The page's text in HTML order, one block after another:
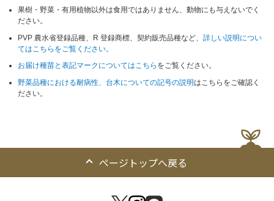
果樹・野菜・有用植物以外は食用ではありません、動物にも与えないでく
ださい。
PVP 農水省登録品種、R 登録商標、契約販売品種など、詳しい説明につい
てはこちらをご覧ください。
お届け種苗と表記マークについてはこちら をご覧ください。
野菜品種における耐病性、台木についての記号の説明はこちらをご確認く
ださい。
ページトップへ戻る